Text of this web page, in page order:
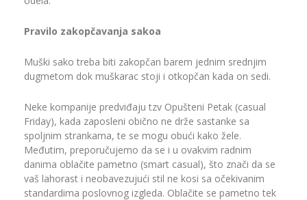
Pravilo zakopčavanja sakoa
Muški sako treba biti zakopčan barem jednim srednjim
dugmetom dok muškarac stoji i otkopčan kada on sedi.
Neke kompanije predviđaju tzv Opušteni Petak (casual
Friday), kada zaposleni obično ne drže sastanke sa
spoljnim strankama, te se mogu obući kako žele.
Međutim, preporučujemo da se i u ovakvim radnim
danima oblačite pametno (smart casual), što znači da se
vaš lahorast i neobavezujući stil ne kosi sa očekivanim
standardima poslovnog izgleda. Oblačite se pametno tek